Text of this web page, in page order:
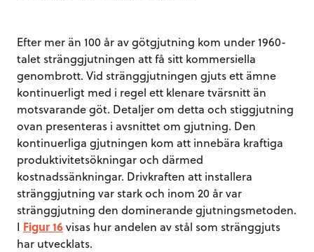
Efter mer än 100 år av götgjutning kom under 1960-
talet stränggjutningen att få sitt kommersiella
genombrott. Vid stränggjutningen gjuts ett ämne
kontinuerligt med i regel ett klenare tvärsnitt än
motsvarande göt. Detaljer om detta och stiggjutning
ovan presenteras i avsnittet om gjutning. Den
kontinuerliga gjutningen kom att innebära kraftiga
produktivitetsökningar och därmed
kostnadssänkningar. Drivkraften att installera
stränggjutning var stark och inom 20 år var
stränggjutning den dominerande gjutningsmetoden.
I Figur 16visas hur andelen av stål som stränggjuts
har utvecklats.